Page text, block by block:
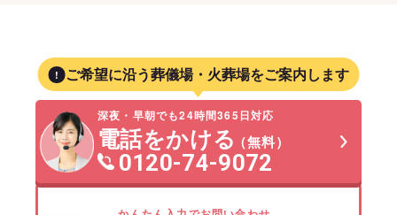
ご希望に沿う葬儀場・火葬場をご案内します
深夜・早朝でも24時間365日対応
電話をかける（無料）
0120-74-9072